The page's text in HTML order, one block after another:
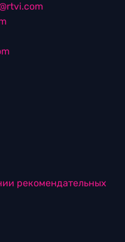
рекомендательных